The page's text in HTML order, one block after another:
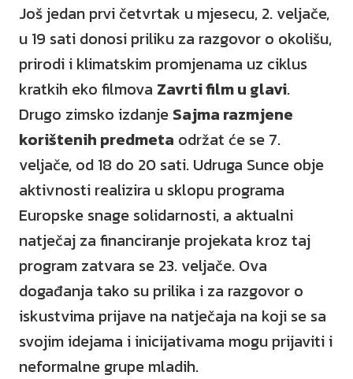
Još jedan prvi četvrtak u mjesecu, 2. veljače,
u 19 sati donosi priliku za razgovor o okolišu,
prirodi i klimatskim promjenama uz ciklus
kratkih eko filmova Zavrti film u glavi.
Drugo zimsko izdanje Sajma razmjene
korištenih predmeta održat će se 7.
veljače, od 18 do 20 sati. Udruga Sunce obje
aktivnosti realizira u sklopu programa
Europske snage solidarnosti, a aktualni
natječaj za financiranje projekata kroz taj
program zatvara se 23. veljače. Ova
događanja tako su prilika i za razgovor o
iskustvima prijave na natječaja na koji se sa
svojim idejama i inicijativama mogu prijaviti i
neformalne grupe mladih.